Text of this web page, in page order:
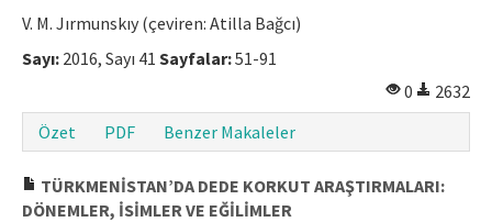
V. M. Jırmunskıy (çeviren: Atilla Bağcı)
Sayı: 2016, Sayı 41 Sayfalar:51-91
0
2632
Özet
PDF Benzer Makaleler
TÜRKMENİSTAN’DA DEDE KORKUT ARAŞTIRMALARI:
DÖNEMLER, İSİMLER VE EĞİLİMLER